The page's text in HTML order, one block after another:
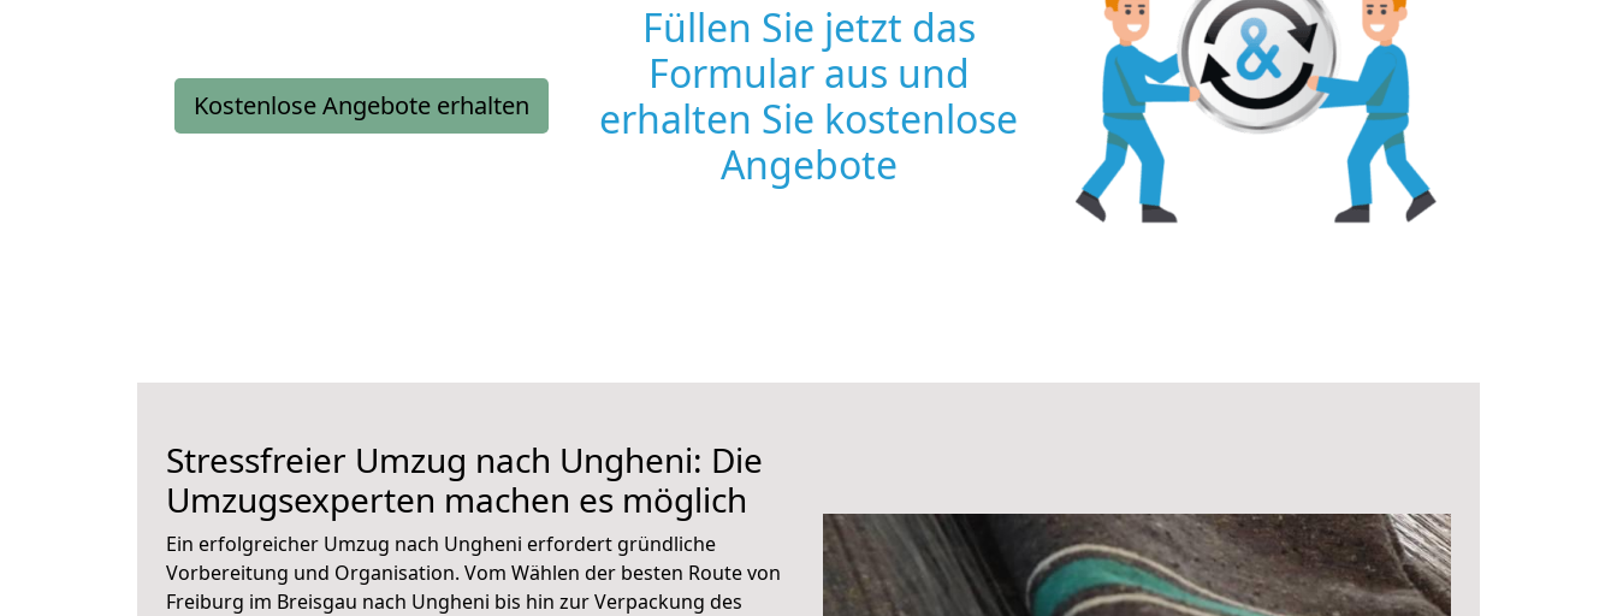
Kostenlose Angebote erhalten
Füllen Sie jetzt das
Formular aus und
erhalten Sie kostenlose
Angebote
Stressfreier Umzug nach Ungheni: Die
Umzugsexperten machen es möglich
Ein erfolgreicher Umzug nach Ungheni erfordert gründliche
Vorbereitung und Organisation. Vom Wählen der besten Route von
Freiburg im Breisgau nach Ungheni bis hin zur Verpackung des